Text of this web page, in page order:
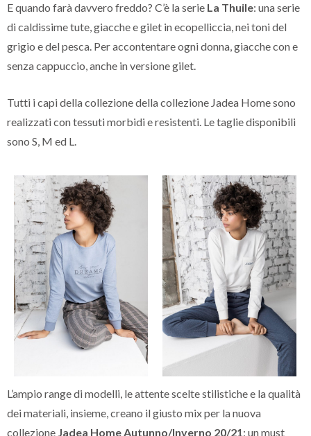
E quando farà davvero freddo? C’è la serie La Thuile: una serie
di caldissime tute, giacche e gilet in ecopelliccia, nei toni del
grigio e del pesca. Per accontentare ogni donna, giacche con e
senza cappuccio, anche in versione gilet.
Tutti i capi della collezione della collezione Jadea Home sono
realizzati con tessuti morbidi e resistenti. Le taglie disponibili
sono S, M ed L.
L’ampio range di modelli, le attente scelte stilistiche e la qualità
dei materiali, insieme, creano il giusto mix per la nuova
collezione Jadea Home Autunno/Inverno 20/21: un must